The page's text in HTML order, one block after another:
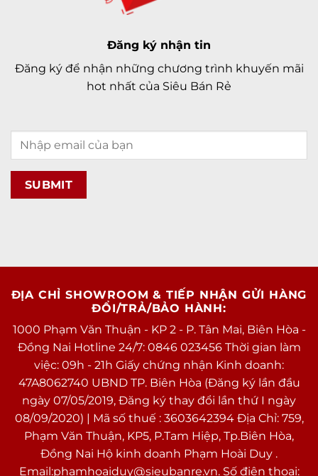
nghệ chống nước và chống bụi tốt nhất hiện nay
trên các dòng smartphone đó là tiêu chuẩn IP68.
Giúp bạn luôn có thể yên tâm hơn trong việc sử
dụng quay phim dưới nước hay ở môi trường
khắc nghiệt.
Viên pin liền cho thời lượng sử dụng lên đến cả
ngày cùng công nghệ sạc nhanh
Một viên pin liền với dung lượng lớn trên iPhone
12 Pro Max giúp cho chiếc điện thoại bạn có thể
Đăng ký nhận tin
Đăng ký để nhận những chương trình khuyến mãi
hot nhất của Siêu Bán Rẻ
ĐỊA CHỈ SHOWROOM & TIẾP NHẬN GỬI HÀNG
ĐỔI/TRẢ/BẢO HÀNH:
1000 Phạm Văn Thuận - KP 2 - P. Tân Mai, Biên Hòa -
Đồng Nai Hotline 24/7: 0846 023456 Thời gian làm
việc: 09h - 21h Giấy chứng nhận Kinh doanh:
47A8062740 UBND TP. Biên Hòa (Đăng ký lần đầu
ngày 07/05/2019, Đăng ký thay đổi lần thứ I ngày
08/09/2020) | Mã số thuế : 3603642394 Địa Chỉ: 759,
Phạm Văn Thuận, KP5, P.Tam Hiệp, Tp.Biên Hòa,
Đồng Nai Hộ kinh doanh Phạm Hoài Duy .
Email:phamhoaiduy@sieubanre.vn. Số điện thoại: